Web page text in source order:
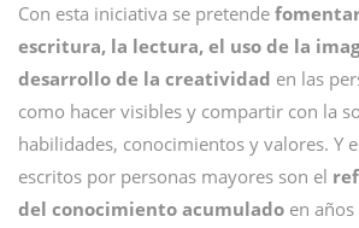
Con esta iniciativa se pretende
escritura, la lectura, el uso de la
desarrollo de la creatividad en las
como hacer visibles y compartir con la
habilidades, conocimientos y valores. Y
escritos por personas mayores son el
del conocimiento acumulado en